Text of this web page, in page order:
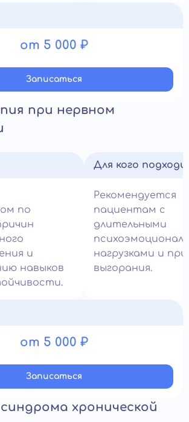
от 5 000 ₽
Записатьcя
при нервном
по
и
навыков
Для кого
Рекомендуется
пациентам с
длительными
нагрузками и
выгорания.
от 5 000 ₽
Записатьcя
хронической